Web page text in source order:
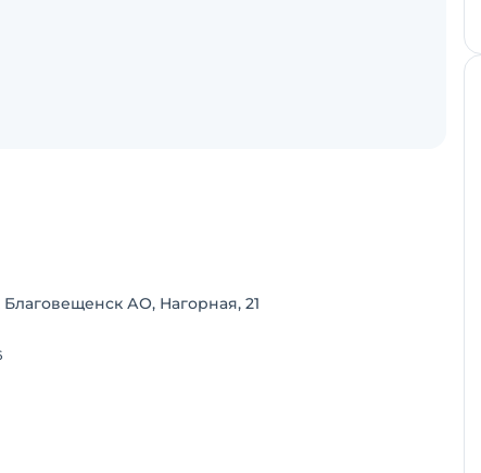
АО, Нагорная, 21